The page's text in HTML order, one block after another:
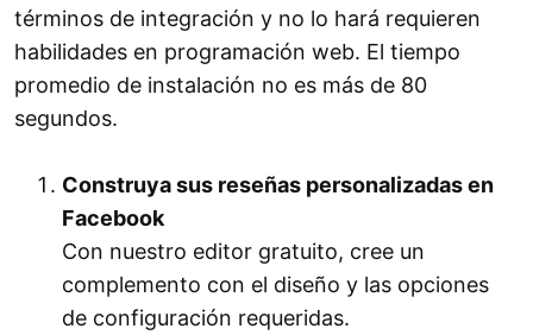
términos de integración y no lo hará requieren
habilidades en programación web. El tiempo
promedio de instalación no es más de 80
segundos.
Construya sus reseñas personalizadas en
Facebook
Con nuestro editor gratuito, cree un
complemento con el diseño y las opciones
de configuración requeridas.